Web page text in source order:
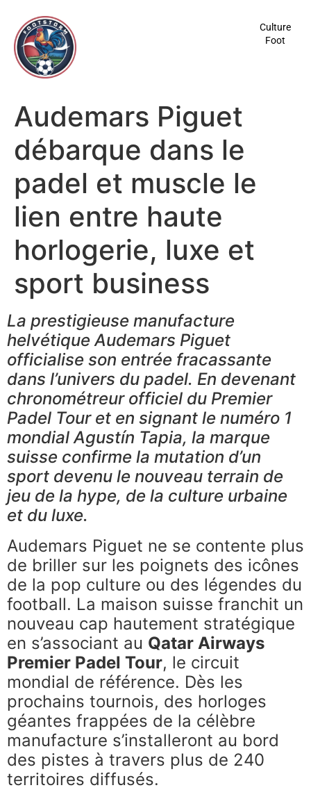
principal
Culture
Foot
Audemars Piguet
débarque dans le
padel et muscle le
lien entre haute
horlogerie, luxe et
sport business
La prestigieuse manufacture
helvétique Audemars Piguet
officialise son entrée fracassante
dans l’univers du padel. En devenant
chronométreur officiel du Premier
Padel Tour et en signant le numéro 1
mondial Agustín Tapia, la marque
suisse confirme la mutation d’un
sport devenu le nouveau terrain de
jeu de la hype, de la culture urbaine
et du luxe.
Audemars Piguet ne se contente plus
de briller sur les poignets des icônes
de la pop culture ou des légendes du
football. La maison suisse franchit un
nouveau cap hautement stratégique
en s’associant au Qatar Airways
Premier Padel Tour, le circuit
mondial de référence. Dès les
prochains tournois, des horloges
géantes frappées de la célèbre
manufacture s’installeront au bord
des pistes à travers plus de 240
territoires diffusés.